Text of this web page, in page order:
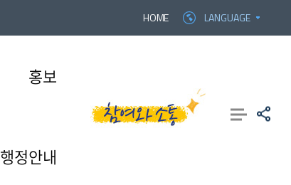
HOME LANGUAGE
홍보
행정안내